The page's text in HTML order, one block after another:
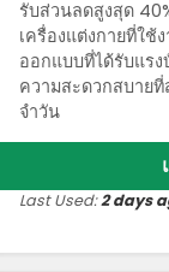
รับส่วนลดสูงสุด
เครื่องแต่งกายที่ใช้
ออกแบบที่ได้รับแรง
ความสะดวกสบาย
จําวัน
Last Used:2 days